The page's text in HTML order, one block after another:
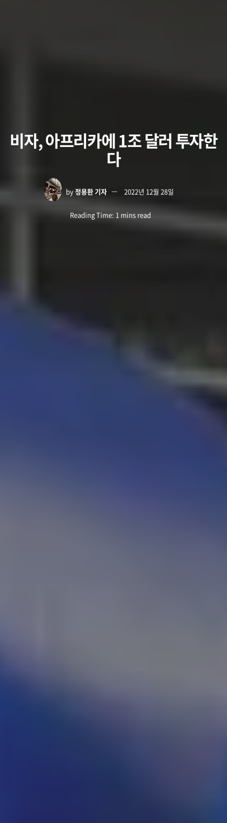
비자, 아프리카에 1조 달러 투자한
다
by정용환 기자 2022년 12월 28일
Reading Time: 1 mins read